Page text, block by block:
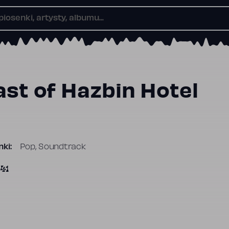
of Hazbin Hotel
Pop, Soundtrack